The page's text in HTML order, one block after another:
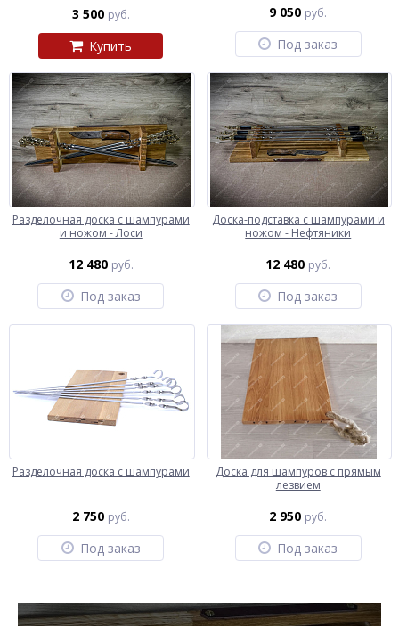
3 500 руб.
Купить
9 050 руб.
Под заказ
Разделочная доска с шампурами
и ножом - Лоси
12 480 руб.
Под заказ
Доска-подставка с шампурами и
ножом - Нефтяники
12 480 руб.
Под заказ
Разделочная доска с шампурами
2 750 руб.
Под заказ
Доска для шампуров с прямым
лезвием
2 950 руб.
Под заказ